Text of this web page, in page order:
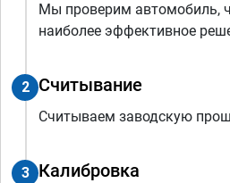
Мы проверим автомобиль,
наиболее эффективное
2 Считывание
Считываем заводскую
3 Калибровка